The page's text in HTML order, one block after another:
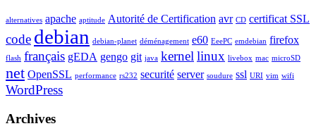
alternatives apache aptitude Autorité de Certification avr CD certificat SSL
code debian debian-planet déménagement e60 EeePC emdebian firefox
flash français gEDA gengo git java kernellinux livebox mac microSD
net OpenSSL performance rs232 securité server soudure ssl URI vim wifi
WordPress
Archives